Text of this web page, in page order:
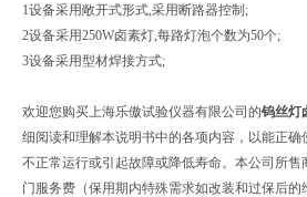
1设备采用敞开式形式,采用断路器控制;
2设备采用250W卤素灯,每路灯泡个数为50个;
3设备采用型材焊接方式;
欢迎您购买上海乐傲试验仪器有限公司的钨丝灯
细阅读和理解本说明书中的各项内容，以能正
不正常运行或引起故障或降低寿命。本公司所
门服务费（保用期内特殊需求如改装和过保后